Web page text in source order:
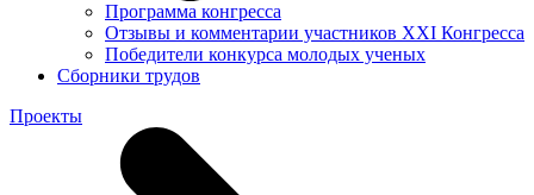
Программа конгресса
Отзывы и комментарии участников XXI Конгресса
Победители конкурса молодых ученых
Сборники трудов
Проекты